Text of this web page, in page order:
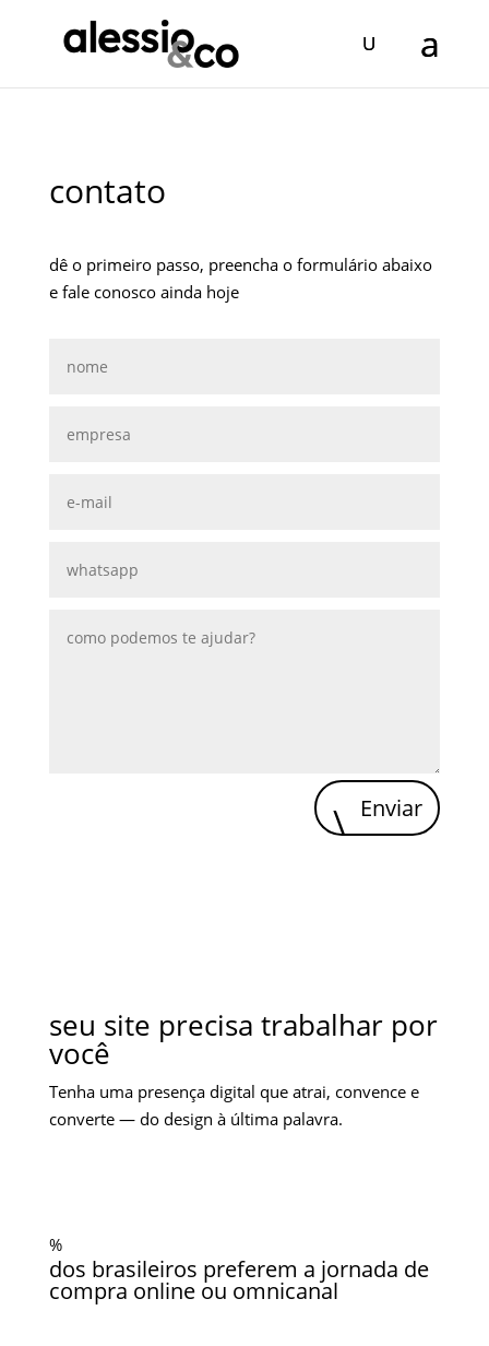
contato
dê o primeiro passo, preencha o formulário abaixo
e fale conosco ainda hoje
Enviar
seu site precisa trabalhar por
você
Tenha uma presença digital que atrai, convence e
converte — do design à última palavra.
%
dos brasileiros preferem a jornada de
compra online ou omnicanal